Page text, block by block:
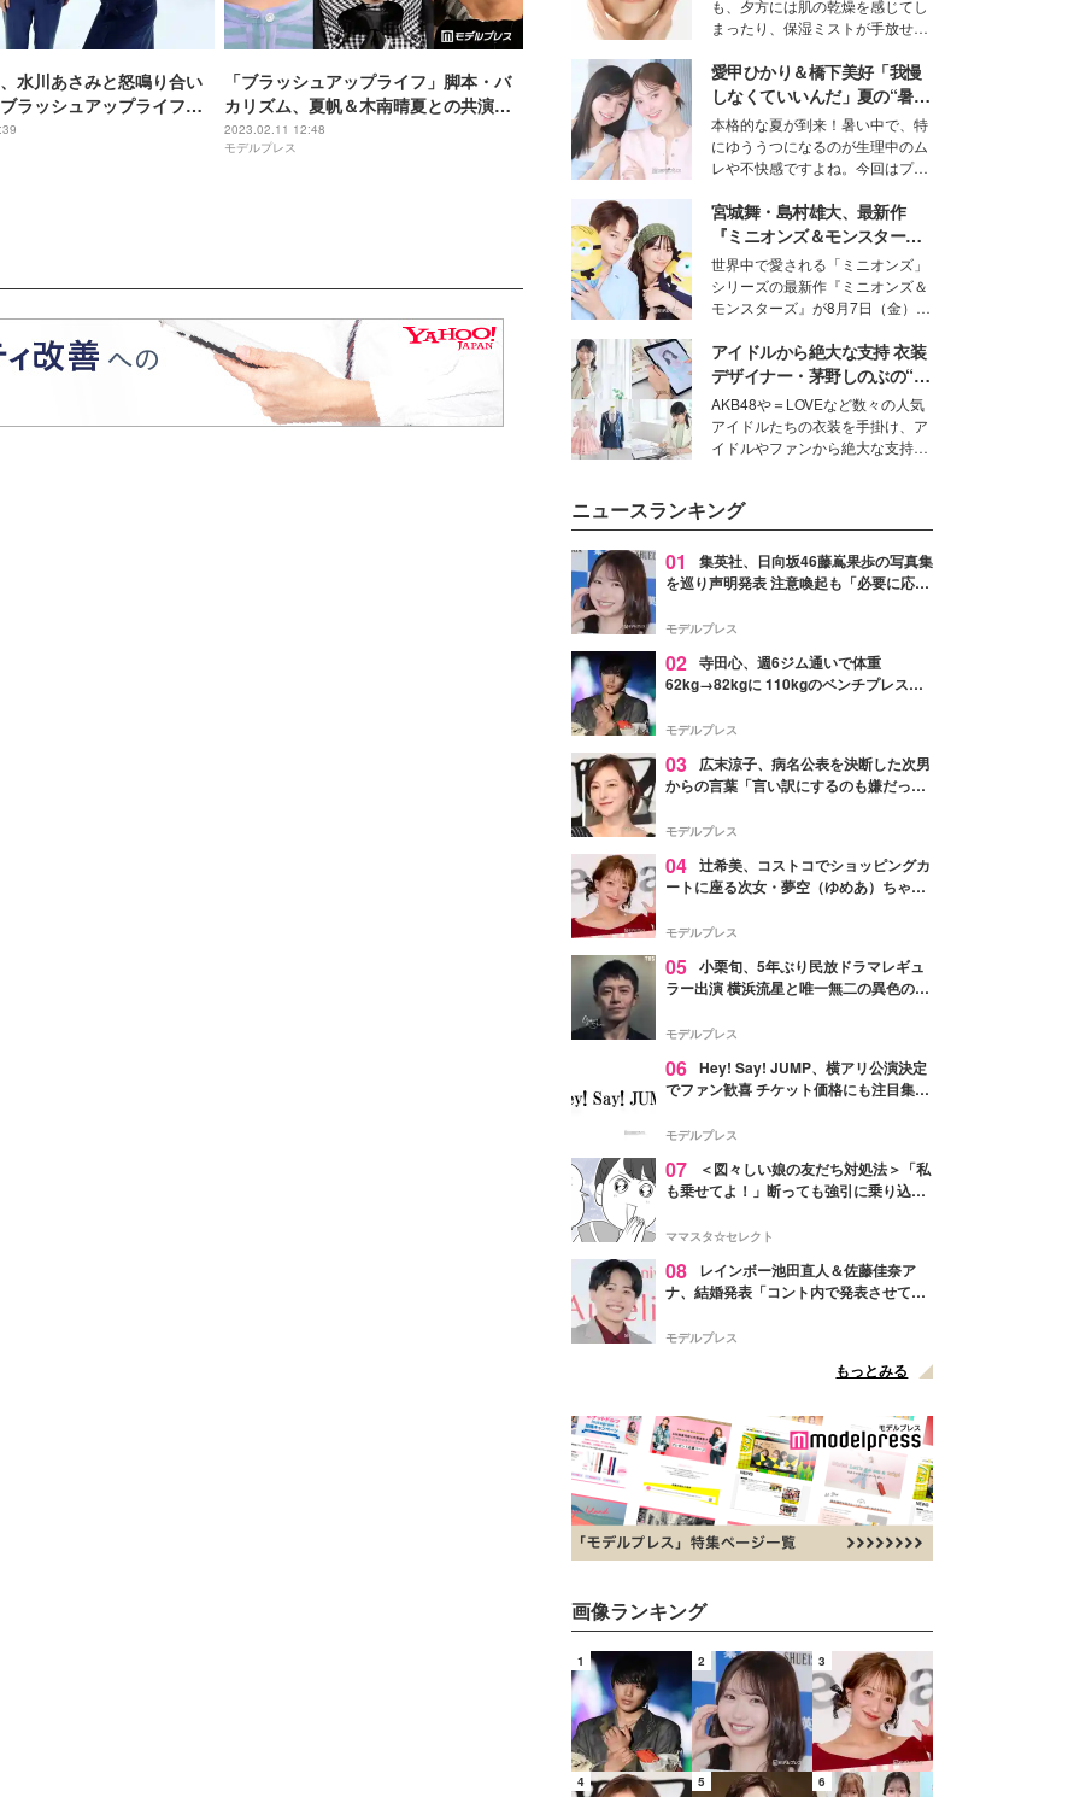
水川あさみと怒鳴り合い
ラッシュアップライフ」
理して撮った1枚”が話題
「ブラッシュアップライフ」脚本・バ
カリズム、夏帆＆木南晴夏との共演に
歓喜「わーってなるけど…」
2023.02.11 12:48
モデルプレス
な髪を日常で叶える、美容好きの
女性たちのヘアケア事情を紹介し
ます。
の常識を変える予感
も、夕方には肌の乾燥を感じてし
まったり、保湿ミストが手放せな
な美容の常識を大きく変える可能
性を秘めた、革新的な「Water
Capturing Skin（ウォーターキャ
プチャリングスキン：捕水肌）」
技術を、花王が構築した。
愛甲ひかり＆橋下美好「我慢
しなくていいんだ」夏の“暑さ
対策”の新しい選択肢とは？
本格的な夏が到来！暑い中で、特
にゆううつになるのが生理中のム
レや不快感ですよね。今回はプラ
モデル・愛甲ひかりさんと橋下美
好さんを迎えて本音で女子会トー
ク。猛暑のお出かけを快適に過ご
すヒントや、2人が感動した夏の
生理の新常識にも迫りました。
宮城舞・島村雄大、最新作
『ミニオンズ＆モンスター
ズ』の魅力熱弁 ハチャメチャ
だけじゃない“友情と絆”に感
動
世界中で愛される「ミニオンズ」
シリーズの最新作『ミニオンズ＆
モンスターズ』が8月7日（金）に
ニオン好き”という共通点を持つモ
デルの宮城舞と島村雄大の特別対
談をお届け！それぞれの視点か
ら、今作ならではの魅力や予想外
の感動をもたらす奥深いストーリ
ーについて熱く語り合ってもらっ
アイドルから絶大な支持 衣装
デザイナー・茅野しのぶの“可
愛い”を作る美学＜「シチズン
クロスシー」インタビュー＞
AKB48や＝LOVEなど数々の人気
アイドルたちの衣装を手掛け、ア
イドルやファンから絶大な支持を
ター・茅野しのぶ。一人ひとりの
個性に寄り添い、魅力を引き出す
衣装作りは、多くの女性たちに勇
気と自信を与え続けている。
ニュースランキング
01
集英社、日向坂46藤嶌果歩の写真集
を巡り声明発表 注意喚起も「必要に応じ
モデルプレス
02 寺田心、週6ジム通いで体重
62kg→82kgに 110kgのベンチプレス持
「かっこいい」と反響
モデルプレス
03
広末涼子、病名公表を決断した次男
からの言葉「言い訳にするのも嫌だっ
モデルプレス
04 辻希美、コストコでショッピングカ
ートに座る次女・夢空（ゆめあ）ちゃん
ぎ」「成長を感じる」の声
モデルプレス
05 小栗旬、5年ぶり民放ドラマレギュ
ラー出演 横浜流星と唯一無二の異色のバ
モデルプレス
06 Hey! Say! JUMP、横アリ公演決定
でファン歓喜 チケット価格にも注目集ま
モデルプレス
07
＜図々しい娘の友だち対処法＞「私
も乗せてよ！」断っても強引に乗り込ん
ママスタ☆セレクト
08
レインボー池田直人＆佐藤佳奈ア
ナ、結婚発表「コント内で発表させてい
点変更のため
モデルプレス
もっとみる
画像ランキング
1 2 3
4 5 6